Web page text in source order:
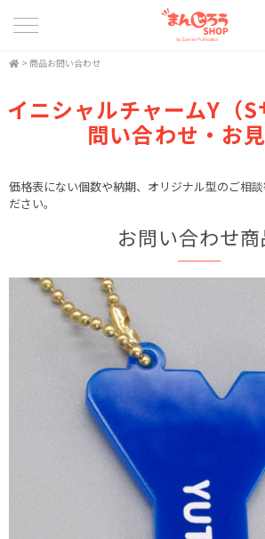
> 商品お問い合わせ
イニシャルチャームY（
問い合わせ・お
価格表にない個数や納期、オリジナル型のご相
ださい。
お問い合わせ商